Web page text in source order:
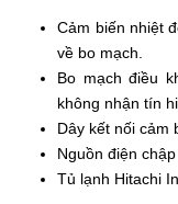
Cảm biến nhiệt
về bo mạch.
Bo mạch điều
không nhận tín
Dây kết nối cảm
Nguồn điện
Tủ lạnh Hitachi